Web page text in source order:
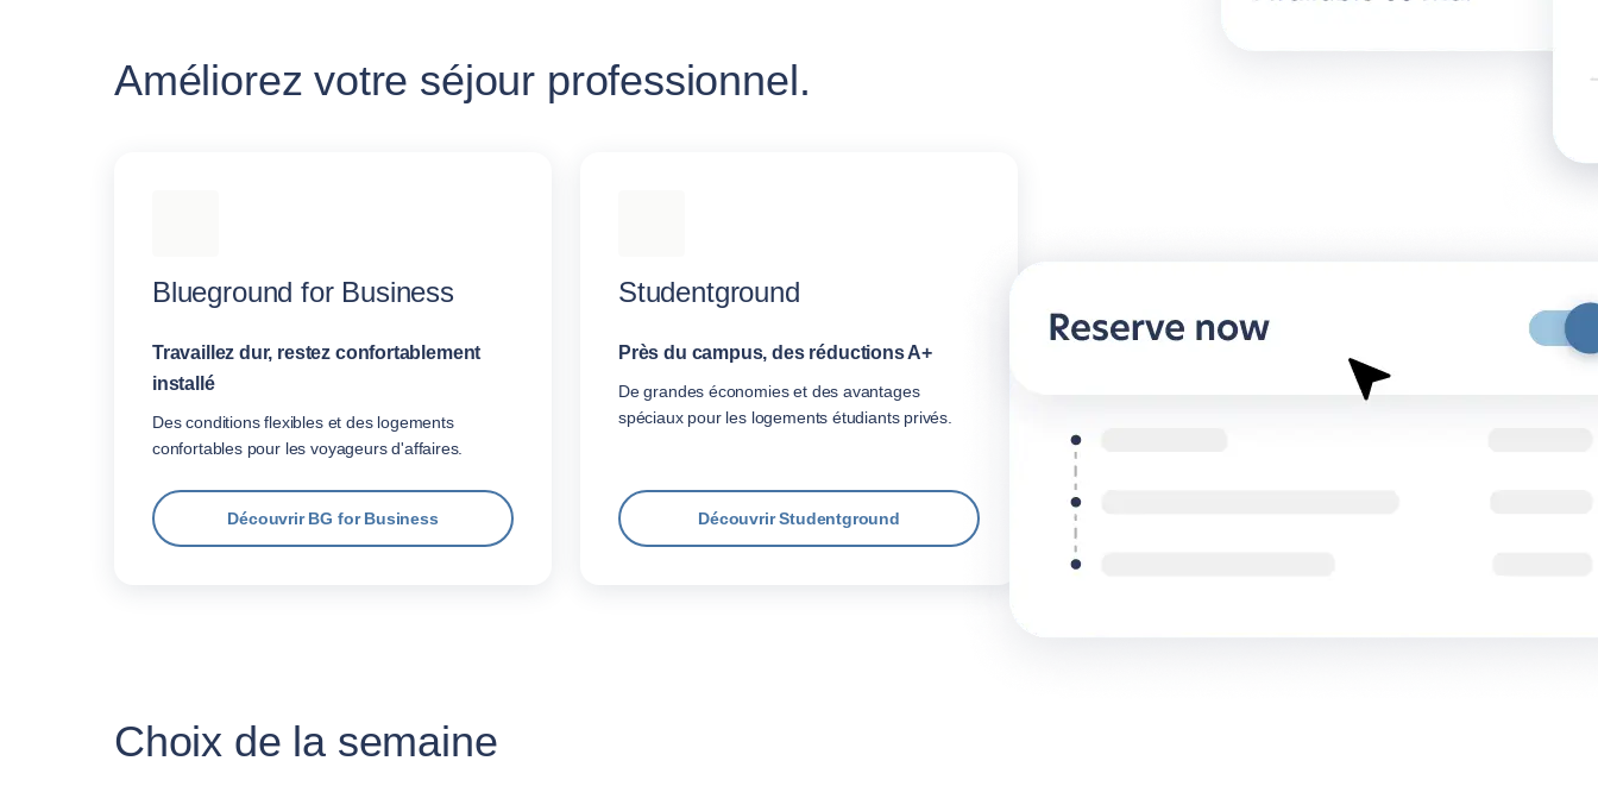
Améliorez votre séjour professionnel.
Blueground for Business
Travaillez dur, restez confortablement
installé
Des conditions flexibles et des logements
confortables pour les voyageurs d'affaires.
Découvrir BG for Business
Studentground
Près du campus, des réductions A+
De grandes économies et des avantages
spéciaux pour les logements étudiants privés.
Découvrir Studentground
Choix de la semaine